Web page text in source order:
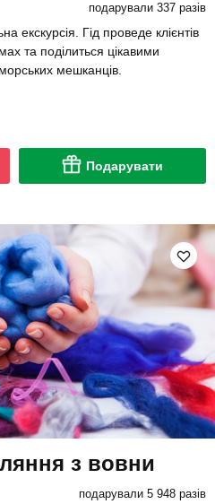
подарували 337 разів
екскурсія. Гід проведе клієнтів
та поділиться цікавими
мешканців.
Подарувати
з вовни
подарували 5 948 разів